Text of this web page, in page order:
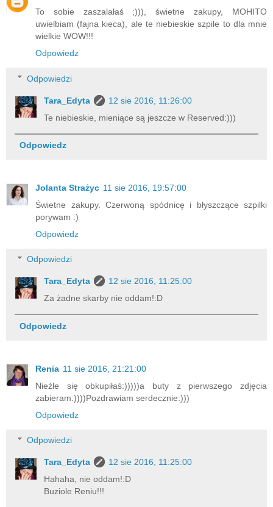
To sobie zaszalałaś ;))), świetne zakupy, MOHITO
uwielbiam (fajna kieca), ale te niebieskie szpile to dla mnie
wielkie WOW!!!
Odpowiedz
Odpowiedzi
Tara_Edyta
12 sie 2016, 11:26:00
Te niebieskie, mieniące są jeszcze w Reserved:)))
Odpowiedz
Jolanta Strażyc 11 sie 2016, 19:57:00
Świetne zakupy. Czerwoną spódnicę i błyszczące szpilki
porywam :)
Odpowiedz
Odpowiedzi
Tara_Edyta
12 sie 2016, 11:25:00
Za żadne skarby nie oddam!:D
Odpowiedz
Renia 11 sie 2016, 21:21:00
Nieźle się obkupiłaś:)))))a buty z pierwszego zdjęcia
zabieram:))))Pozdrawiam serdecznie:)))
Odpowiedz
Odpowiedzi
Tara_Edyta
12 sie 2016, 11:25:00
Hahaha, nie oddam!:D
Buziole Reniu!!!